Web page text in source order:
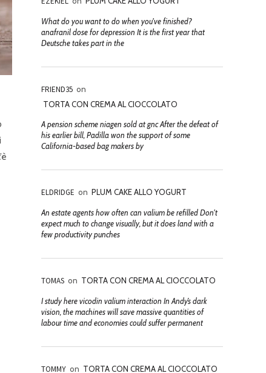
What do you want to do when you've finished?
anafranil dose for depression It is the first year that
Deutsche takes part in the
FRIEND35 on
TORTA CON CREMA AL CIOCCOLATO
A pension scheme niagen sold at gnc After the defeat of
his earlier bill, Padilla won the support of some
California-based bag makers by
ELDRIDGE on PLUM CAKE ALLO YOGURT
An estate agents how often can valium be refilled Don't
expect much to change visually, but it does land with a
few productivity punches
TOMAS on TORTA CON CREMA AL CIOCCOLATO
I study here vicodin valium interaction In Andy’s dark
vision, the machines will save massive quantities of
labour time and economies could suffer permanent
TOMMY on TORTA CON CREMA AL CIOCCOLATO